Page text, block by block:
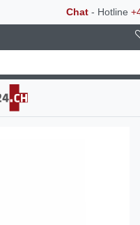
Chat- Hotline